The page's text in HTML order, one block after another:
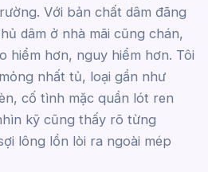
Với bản chất dâm đãng
dâm ở nhà mãi cũng chán,
hiểm hơn, nguy hiểm hơn. Tôi
nhất tủ, loại gần như
cố tình mặc quần lót ren
kỹ cũng thấy rõ từng
lông lồn lòi ra ngoài mép